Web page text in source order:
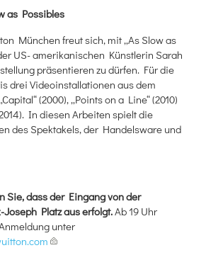
as Possibles
München freut sich, mit „As Slow as
US- amerikanischen Künstlerin Sarah
präsentieren zu dürfen. Für die
drei Videoinstallationen aus dem
(2000), „Points on a Line“ (2010)
In diesen Arbeiten spielt die
des Spektakels, der Handelsware und
Sie, dass der Eingang von der
Platz aus erfolgt.Ab 19 Uhr
unter